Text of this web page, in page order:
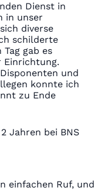
Dienst in
in unser
diverse
schilderte
gab es
Einrichtung.
und
konnte ich
zu Ende
Jahren bei BNS
einfachen Ruf, und